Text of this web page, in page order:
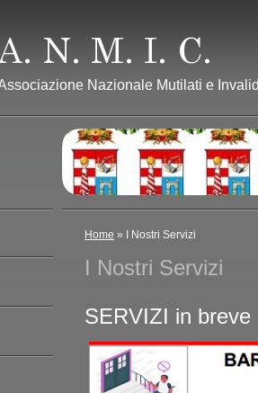
Nazionale Mutilati e
Home » I Nostri Servizi
I Nostri Servizi
SERVIZI in